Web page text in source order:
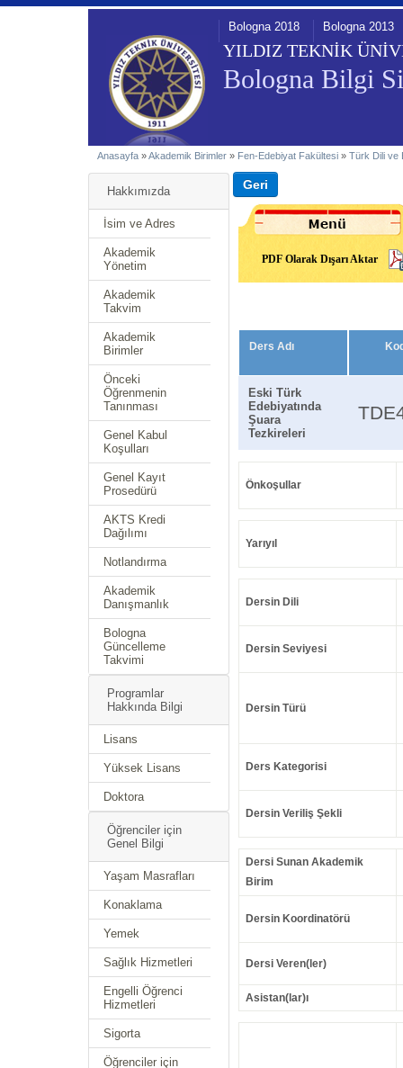
YILDIZ TEKNİK
Bologna Bilgi
Bologna 2018 Bologna 2013
Anasayfa »Akademik Birimler » Fen-Edebiyat Fakültesi » Türk Dili ve
Hakkımızda
İsim ve Adres
Akademik
Yönetim
Akademik
Takvim
Akademik
Birimler
Önceki
Öğrenmenin
Tanınması
Genel Kabul
Koşulları
Genel Kayıt
Prosedürü
AKTS Kredi
Dağılımı
Notlandırma
Akademik
Danışmanlık
Bologna
Güncelleme
Takvimi
Programlar
Hakkında Bilgi
Lisans
Yüksek Lisans
Doktora
Öğrenciler için
Genel Bilgi
Yaşam Masrafları
Konaklama
Yemek
Sağlık Hizmetleri
Engelli Öğrenci
Hizmetleri
Sigorta
Öğrenciler için
PDF Olarak Dışarı Aktar
Ders Adı
Eski Türk
Edebiyatında
Şuara
Tezkireleri
Önkoşullar
Yarıyıl
Dersin Dili
Dersin Seviyesi
Dersin Türü
Ders Kategorisi
Dersin Veriliş Şekli
Dersi Sunan Akademik
Birim
Dersin Koordinatörü
Dersi Veren(ler)
Asistan(lar)ı